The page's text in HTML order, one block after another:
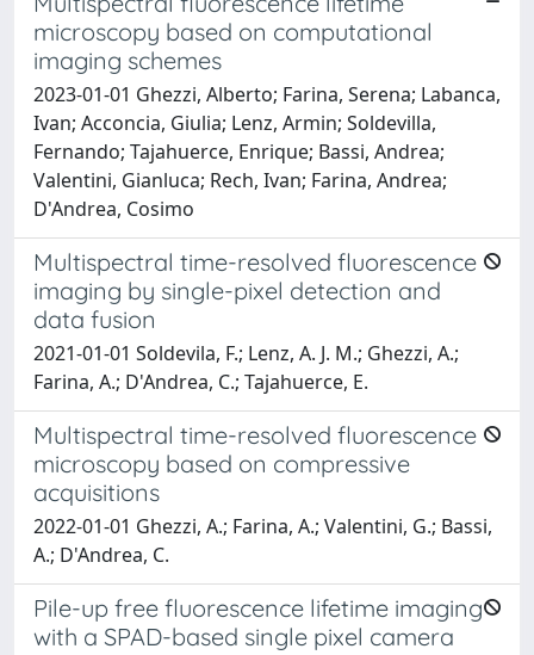
microscopy based on computational
imaging schemes
2023-01-01 Ghezzi, Alberto; Farina, Serena; Labanca,
Ivan; Acconcia, Giulia; Lenz, Armin; Soldevilla,
Fernando; Tajahuerce, Enrique; Bassi, Andrea;
Valentini, Gianluca; Rech, Ivan; Farina, Andrea;
D'Andrea, Cosimo
Multispectral time-resolved fluorescence
imaging by single-pixel detection and
data fusion
2021-01-01 Soldevila, F.; Lenz, A. J. M.; Ghezzi, A.;
Farina, A.; D'Andrea, C.; Tajahuerce, E.
Multispectral time-resolved fluorescence
microscopy based on compressive
acquisitions
2022-01-01 Ghezzi, A.; Farina, A.; Valentini, G.; Bassi,
A.; D'Andrea, C.
Pile-up free fluorescence lifetime imaging
with a SPAD-based single pixel camera